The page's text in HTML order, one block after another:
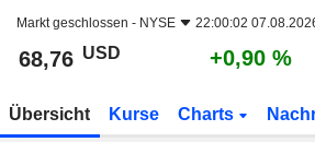
Markt geschlossen - NYSE 22:00:02
68,76 USD +0,90 %
Übersicht Kurse Charts